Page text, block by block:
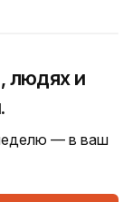
людях и
— в ваш